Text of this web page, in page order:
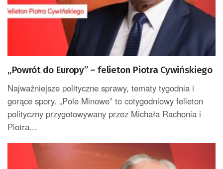
„Powrót do Europy” – felieton Piotra Cywińskiego
Najważniejsze polityczne sprawy, tematy tygodnia i
gorące spory. „Pole Minowe” to cotygodniowy felieton
polityczny przygotowywany przez Michała Rachonia i
Piotra...